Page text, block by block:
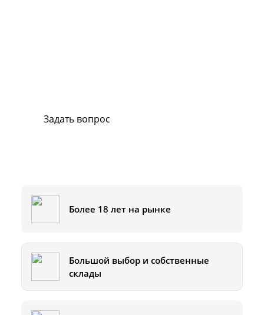
Задать вопрос
Более 18 лет на рынке
Большой выбор и собственные
склады